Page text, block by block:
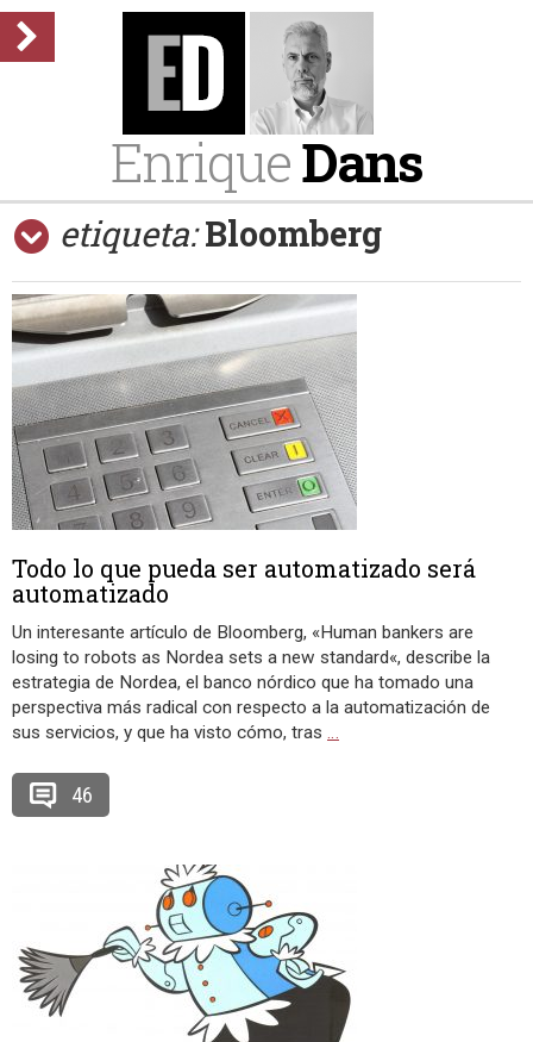
EnriqueDans
etiqueta: Bloomberg
Todo lo que pueda ser automatizado será
automatizado
Un interesante artículo de Bloomberg, «Human bankers are
losing to robots as Nordea sets a new standard«, describe la
estrategia de Nordea, el banco nórdico que ha tomado una
perspectiva más radical con respecto a la automatización de
sus servicios, y que ha visto cómo, tras …
46